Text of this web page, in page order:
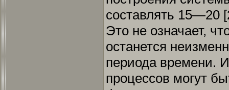
составлять 15—20
Это не означает,
останется
периода времени.
процессов могут